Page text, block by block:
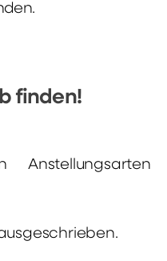
finden!
Anstellungsarten